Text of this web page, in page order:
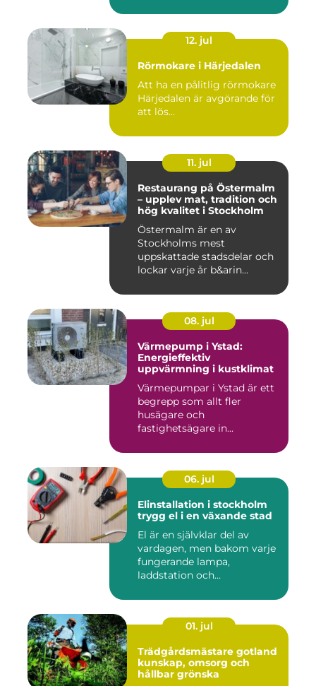
12. jul
Rörmokare i Härjedalen
Att ha en pålitlig rörmokare
Härjedalen är avgörande för
att lös...
11. jul
Restaurang på Östermalm
– upplev mat, tradition och
hög kvalitet i Stockholm
Östermalm är en av
Stockholms mest
uppskattade stadsdelar och
lockar varje år b&arin...
08. jul
Värmepump i Ystad:
Energieffektiv
uppvärmning i kustklimat
Värmepumpar i Ystad är ett
begrepp som allt fler
husägare och
fastighetsägare in...
06. jul
Elinstallation i stockholm
trygg el i en växande stad
El är en självklar del av
vardagen, men bakom varje
fungerande lampa,
laddstation och
01. jul
Trädgårdsmästare gotland
kunskap, omsorg och
hållbar grönska